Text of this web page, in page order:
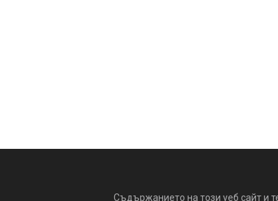
Съдържанието на този уеб сайт и